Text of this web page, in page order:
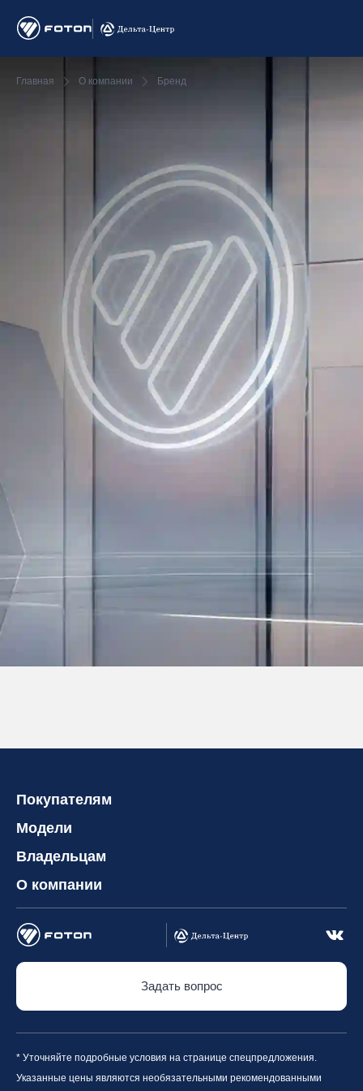
Главная О компании Бренд
Покупателям
Модели
Владельцам
О компании
Задать вопрос
* Уточняйте подробные условия на странице спецпредложения.
Указанные цены являются необязательными рекомендованными